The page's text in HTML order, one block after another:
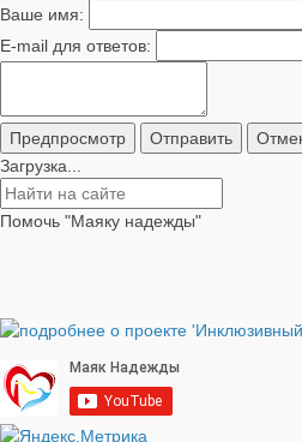
Ваше имя:
E-mail для ответов:
Загрузка...
Помочь "Маяку надежды"